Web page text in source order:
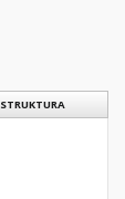
STRUKTURA